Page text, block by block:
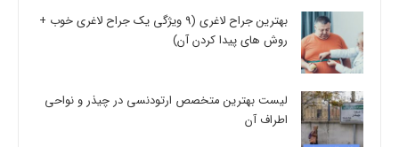
بهترین جراح لاغری (9 ویژگی یک جراح لاغری خوب +
روش های پیدا کردن آن)
لیست بهترین متخصص ارتودنسی در چیذر و نواحی
اطراف آن